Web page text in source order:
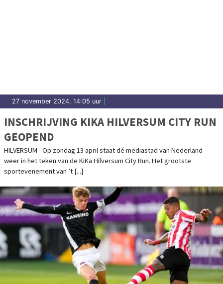
27 november 2024, 14:05 uur
INSCHRIJVING KIKA HILVERSUM CITY RUN
GEOPEND
HILVERSUM - Op zondag 13 april staat dé mediastad van Nederland
weer in het teken van de KiKa Hilversum City Run. Het grootste
sportevenement van ’t [...]